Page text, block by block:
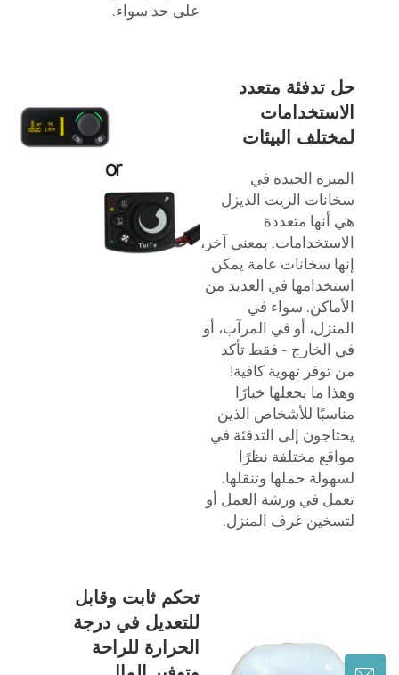
على حد سواء.
حل تدفئة متعدد
الاستخدامات
لمختلف البيئات
الميزة الجيدة في
سخانات الزيت الديزل
هي أنها متعددة
الاستخدامات. بمعنى آخر،
إنها سخانات عامة يمكن
استخدامها في العديد من
الأماكن. سواء في
المنزل، أو في المرآب، أو
في الخارج - فقط تأكد
من توفر تهوية كافية!
وهذا ما يجعلها خيارًا
مناسبًا للأشخاص الذين
يحتاجون إلى التدفئة في
مواقع مختلفة نظرًا
لسهولة حملها وتنقلها.
تعمل في ورشة العمل أو
لتسخين غرف المنزل.
تحكم ثابت وقابل
للتعديل في درجة
الحرارة للراحة